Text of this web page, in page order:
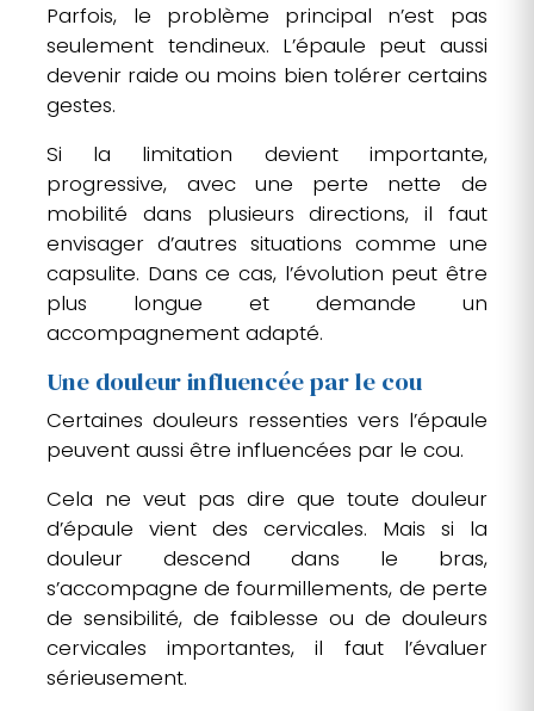
Parfois, le problème principal n’est pas
seulement tendineux. L’épaule peut aussi
devenir raide ou moins bien tolérer certains
gestes.
Si la limitation devient importante,
progressive, avec une perte nette de
mobilité dans plusieurs directions, il faut
envisager d’autres situations comme une
capsulite. Dans ce cas, l’évolution peut être
plus longue et demande un
accompagnement adapté.
Une douleur influencée par le cou
Certaines douleurs ressenties vers l’épaule
peuvent aussi être influencées par le cou.
Cela ne veut pas dire que toute douleur
d’épaule vient des cervicales. Mais si la
douleur descend dans le bras,
s’accompagne de fourmillements, de perte
de sensibilité, de faiblesse ou de douleurs
cervicales importantes, il faut l’évaluer
sérieusement.